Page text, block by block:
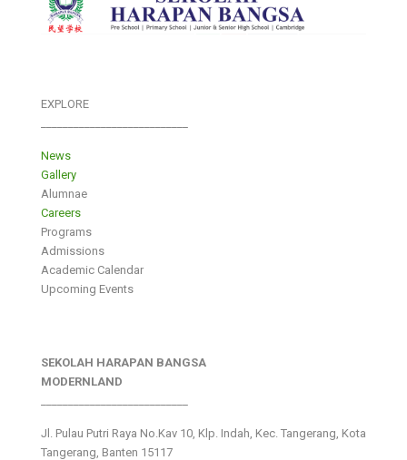
EXPLORE
News
Gallery
Alumnae
Careers
Programs
Admissions
Academic Calendar
Upcoming Events
SEKOLAH HARAPAN BANGSA
MODERNLAND
Jl. Pulau Putri Raya No.Kav 10, Klp. Indah, Kec. Tangerang, Kota
Tangerang, Banten 15117